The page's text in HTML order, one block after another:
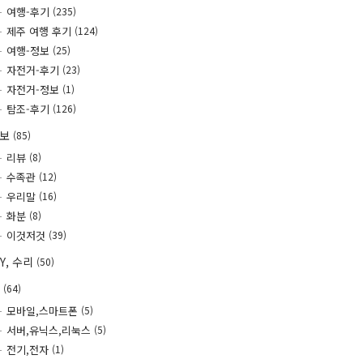
여행-후기 (235)
제주 여행 후기 (124)
여행-정보 (25)
자전거-후기 (23)
자전거-정보 (1)
탐조-후기 (126)
(85)
리뷰 (8)
수족관 (12)
우리말 (16)
화분 (8)
이것저것 (39)
수리 (50)
(64)
모바일,스마트폰 (5)
서버,유닉스,리눅스 (5)
전기,전자 (1)